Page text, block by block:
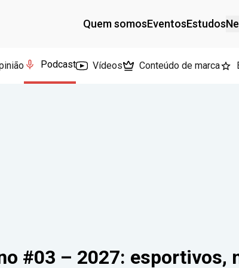
Quem somosEventosEstudos
Podcast Vídeos Conteúdo de marca
#03 – 2027: esportivos,